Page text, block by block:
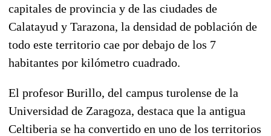
capitales de provincia y de las ciudades de
Calatayud y Tarazona, la densidad de población de
todo este territorio cae por debajo de los 7
habitantes por kilómetro cuadrado.
El profesor Burillo, del campus turolense de la
Universidad de Zaragoza, destaca que la antigua
Celtiberia se ha convertido en uno de los territorios